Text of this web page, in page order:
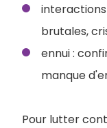
brutales,
ennui :
manque
Pour lutter